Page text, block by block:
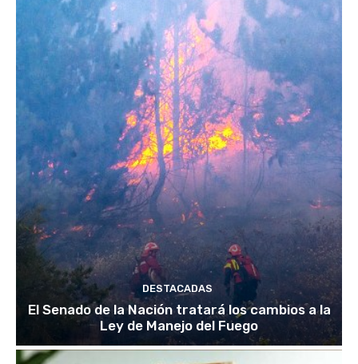
DESTACADAS
El Senado de la Nación tratará los cambios a la
Ley de Manejo del Fuego